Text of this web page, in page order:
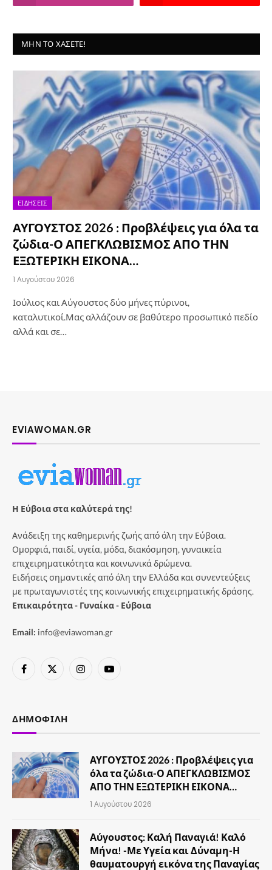
ΜΗΝ ΤΟ ΧΆΣΕΤΕ!
ΕΙΔΉΣΕΙΣ
ΑΥΓΟΥΣΤΟΣ 2026 : Προβλέψεις για όλα τα
ζώδια-Ο ΑΠΕΓΚΛΩΒΙΣΜΟΣ ΑΠΟ ΤΗΝ
ΕΞΩΤΕΡΙΚΗ ΕΙΚΟΝΑ…
1 Αυγούστου 2026
Ιούλιος και Αύγουστος δύο μήνες πύρινοι,
καταλυτικοί.Μας αλλάζουν σε βαθύτερο προσωπικό πεδίο
αλλά και σε…
EVIAWOMAN.GR
Η Εύβοια στα καλύτερά της!
Ανάδειξη της καθημερινής ζωής από όλη την Εύβοια.
Ομορφιά, παιδί, υγεία, μόδα, διακόσμηση, γυναικεία
επιχειρηματικότητα και κοινωνικά δρώμενα.
Ειδήσεις σημαντικές από όλη την Ελλάδα και συνεντεύξεις
με πρωταγωνιστές της κοινωνικής επιχειρηματικής δράσης.
Επικαιρότητα - Γυναίκα - Εύβοια
Email: info@eviawoman.gr
Facebook
X
InstagramYouTube
ΔΗΜΟΦΙΛΉ
ΑΥΓΟΥΣΤΟΣ 2026 : Προβλέψεις για
όλα τα ζώδια-Ο ΑΠΕΓΚΛΩΒΙΣΜΟΣ
ΑΠΟ ΤΗΝ ΕΞΩΤΕΡΙΚΗ ΕΙΚΟΝΑ…
1 Αυγούστου 2026
Αύγουστος: Καλή Παναγιά! Καλό
Μήνα! -Με Υγεία και Δύναμη-Η
θαυματουργή εικόνα της Παναγίας